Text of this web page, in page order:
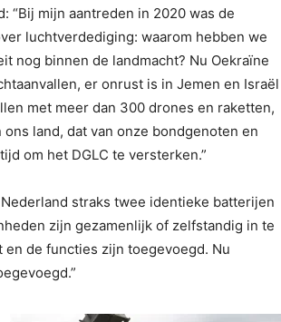
“Bij mijn aantreden in 2020 was de
luchtverdediging: waarom hebben we
nog binnen de landmacht? Nu Oekraïne
er onrust is in Jemen en Israël
met meer dan 300 drones en raketten,
land, dat van onze bondgenoten en
om het DGLC te versterken.”
straks twee identieke batterijen
zijn gezamenlijk of zelfstandig in te
de functies zijn toegevoegd. Nu